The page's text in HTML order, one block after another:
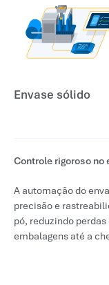
Envase sólido
Controle rigoroso
A automação do
precisão e
pó, reduzindo
embalagens até a